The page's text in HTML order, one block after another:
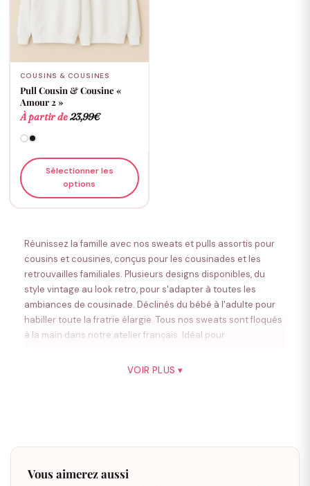
COUSINS & COUSINES
Pull Cousin & Cousine «
Amour 2 »
À partir de23,99€
Sélectionner les
options
Réunissez la famille avec nos sweats et pulls assortis pour
cousins et cousines, conçus pour les cousinades et les
retrouvailles familiales. Plusieurs designs disponibles, du
style vintage au look retro, pour s'adapter à toutes les
ambiances de cousinade. Déclinés du bébé à l'adulte pour
habiller toute la fratrie élargie. Tous nos sweats sont floqués
à la main dans notre atelier français. Idéal pour
cousines.
VOIR PLUS ▾
Vous aimerez aussi